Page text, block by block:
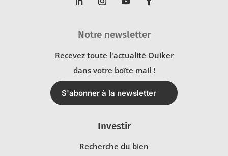
Notre newsletter
Recevez toute l'actualité Ouiker
dans votre boîte mail !
S'abonner à la newsletter
Investir
Recherche du bien